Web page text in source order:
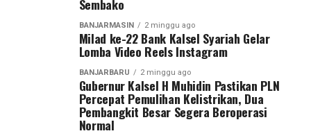
Konsultasi dan Konfirmasi transfer via WA Center UPZ
Bank Kalsel: 0811505153
#UPZBankKalsel #bankkalsel #bankkalselsyariah
#Baznas #Baznaskalsel lebih sedikit
Post Views: 37
Sebarkan
Sembako
BANJARMASIN 2 minggu ago
Milad ke-22 Bank Kalsel Syariah Gelar
Lomba Video Reels Instagram
BANJARBARU 2 minggu ago
Gubernur Kalsel H Muhidin Pastikan PLN
Percepat Pemulihan Kelistrikan, Dua
Pembangkit Besar Segera Beroperasi
Normal